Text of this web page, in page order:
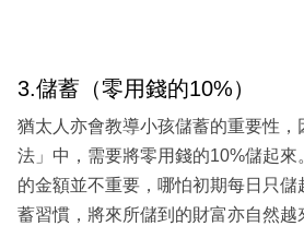
3.儲蓄（零用錢的10%）
猶太人亦會教導小孩儲蓄的重要性
法」中，需要將零用錢的10%儲起
的金額並不重要，哪怕初期每日只
蓄習慣，將來所儲到的財富亦自然越